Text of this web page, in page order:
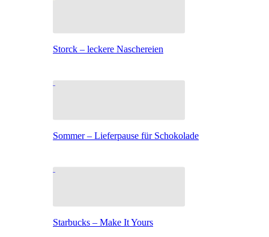
Storck – leckere Naschereien
Sommer – Lieferpause für Schokolade
Starbucks – Make It Yours